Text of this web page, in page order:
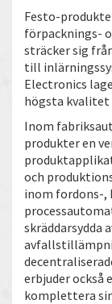
Festo-
förpacknings-
sträcker sig
till
Electronics
högsta kvalitet
Inom
produkter en
och
inom fordons-,
skräddarsydda
erbjuder också
komplettera